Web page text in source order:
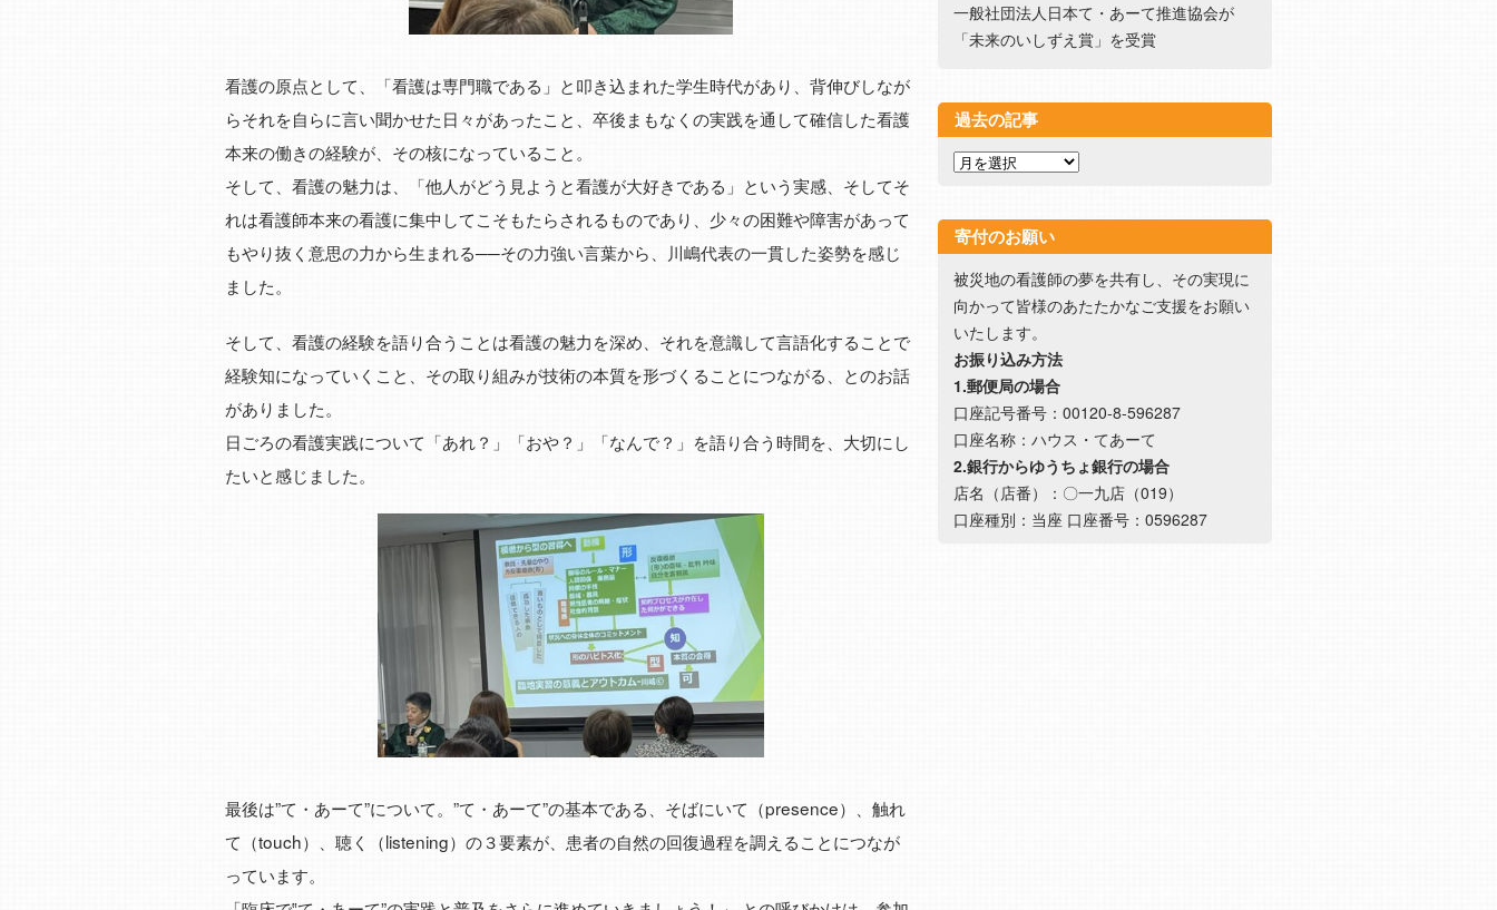
看護の原点として、「看護は専門職である」と叩き込まれた学生時代があり、背伸びしなが
らそれを自らに言い聞かせた日々があったこと、卒後まもなくの実践を通して確信した看護
本来の働きの経験が、その核になっていること。
そして、看護の魅力は、「他人がどう見ようと看護が大好きである」という実感、そしてそ
れは看護師本来の看護に集中してこそもたらされるものであり、少々の困難や障害があって
もやり抜く意思の力から生まれる──その力強い言葉から、川嶋代表の一貫した姿勢を感じ
ました。
そして、看護の経験を語り合うことは看護の魅力を深め、それを意識して言語化することで
経験知になっていくこと、その取り組みが技術の本質を形づくることにつながる、とのお話
がありました。
日ごろの看護実践について「あれ？」「おや？」「なんで？」を語り合う時間を、大切にし
たいと感じました。
最後は”て・あーて”について。”て・あーて”の基本である、そばにいて（presence）、触れ
て（touch）、聴く（listening）の３要素が、患者の自然の回復過程を調えることにつなが
っています。
一般社団法人日本て・あーて推進協会が
「未来のいしずえ賞」を受賞
過去の記事
寄付のお願い
被災地の看護師の夢を共有し、その実現に
向かって皆様のあたたかなご支援をお願い
いたします。
お振り込み方法
1.郵便局の場合
口座記号番号：00120-8-596287
口座名称：ハウス・てあーて
2.銀行からゆうちょ銀行の場合
店名（店番）：〇一九店（019）
口座種別：当座 口座番号：0596287